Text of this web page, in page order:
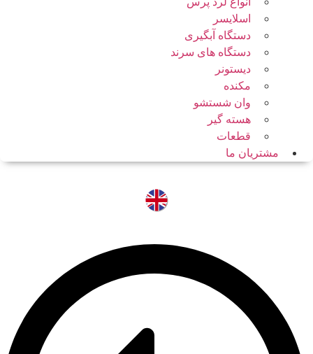
اسلایسر
دستگاه آبگیری
دستگاه های سرند
دیستونر
مکنده
وان شستشو
هسته گیر
قطعات
مشتریان ما